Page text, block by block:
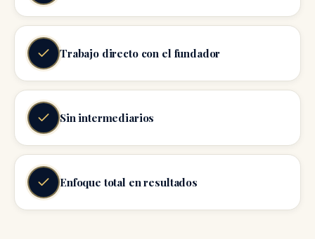
Trabajo directo con el fundador
Sin intermediarios
Enfoque total en resultados